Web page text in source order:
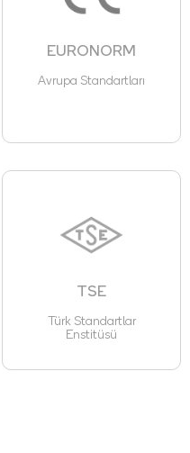
EURONORM
Avrupa Standartları
TSE
Türk Standartlar
Enstitüsü